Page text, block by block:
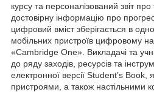
курсу та персоналізований звіт
достовірну інформацію про
цифровий вміст зберігається в
мобільних пристроїв цифровому
«Cambridge One». Викладачі та
до ряду заходів, ресурсів та
електронної версії Student’s Book,
пристроями, а також настільними